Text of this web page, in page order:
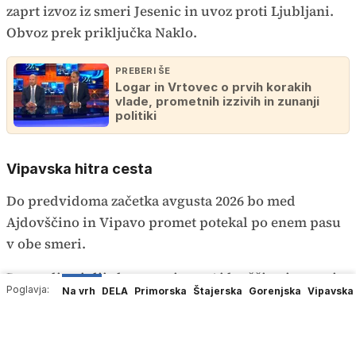
zaprt izvoz iz smeri Jesenic in uvoz proti Ljubljani.
Obvoz prek priključka Naklo.
PREBERI ŠE
Logar in Vrtovec o prvih korakih
vlade, prometnih izzivih in zunanji
politiki
Vipavska hitra cesta
Do predvidoma začetka avgusta 2026 bo med
Ajdovščino in Vipavo promet potekal po enem pasu
v obe smeri.
Do sredine julija bo zaprt izvoz Ajdovščina iz smeri
Nanosa.
Poglavja: Na vrh DELA Primorska Štajerska Gorenjska Vipavska